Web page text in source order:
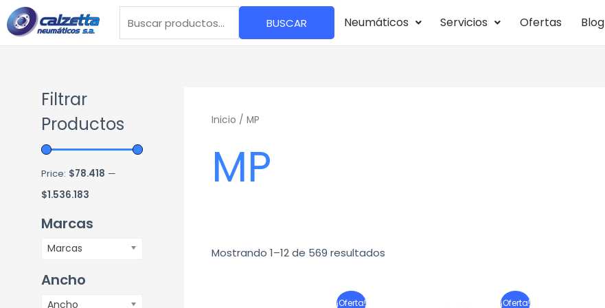
al
Buscar
BUSCAR Neumáticos Servicios Ofertas Blog
Filtrar
Productos
Price: $78.418 —
$1.536.183
Marcas
Marcas
Ancho
Ancho
Inicio / MP
MP
Mostrando 1–12 de 569 resultados
¡Oferta!
El
¡Oferta!
El